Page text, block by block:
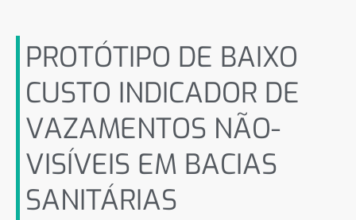
PROTÓTIPO DE BAIXO
CUSTO INDICADOR DE
VAZAMENTOS NÃO-
VISÍVEIS EM BACIAS
SANITÁRIAS